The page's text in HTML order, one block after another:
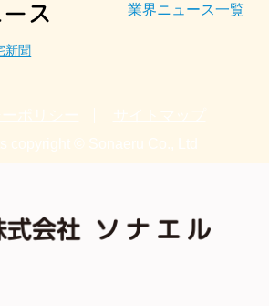
業界ニュース一覧
新聞